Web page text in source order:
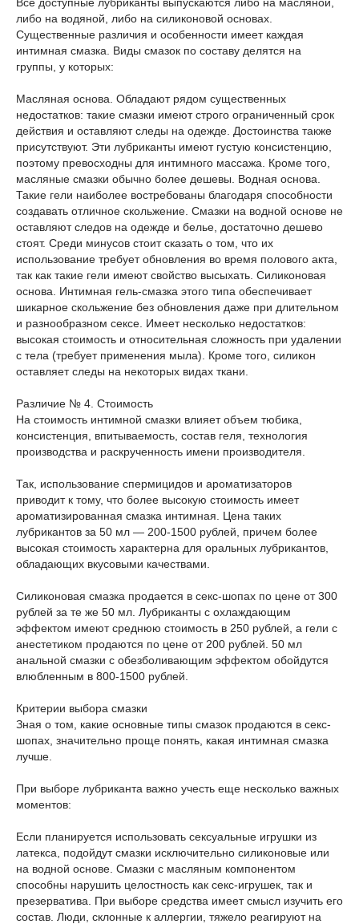
либо на водяной, либо на силиконовой основах.
Существенные различия и особенности имеет каждая
интимная смазка. Виды смазок по составу делятся на
группы, у которых:
Масляная основа. Обладают рядом существенных
недостатков: такие смазки имеют строго ограниченный срок
действия и оставляют следы на одежде. Достоинства также
присутствуют. Эти лубриканты имеют густую консистенцию,
поэтому превосходны для интимного массажа. Кроме того,
масляные смазки обычно более дешевы. Водная основа.
Такие гели наиболее востребованы благодаря способности
создавать отличное скольжение. Смазки на водной основе не
оставляют следов на одежде и белье, достаточно дешево
стоят. Среди минусов стоит сказать о том, что их
использование требует обновления во время полового акта,
так как такие гели имеют свойство высыхать. Силиконовая
основа. Интимная гель-смазка этого типа обеспечивает
шикарное скольжение без обновления даже при длительном
и разнообразном сексе. Имеет несколько недостатков:
высокая стоимость и относительная сложность при удалении
с тела (требует применения мыла). Кроме того, силикон
оставляет следы на некоторых видах ткани.
Различие № 4. Стоимость
На стоимость интимной смазки влияет объем тюбика,
консистенция, впитываемость, состав геля, технология
производства и раскрученность имени производителя.
Так, использование спермицидов и ароматизаторов
приводит к тому, что более высокую стоимость имеет
ароматизированная смазка интимная. Цена таких
лубрикантов за 50 мл — 200-1500 рублей, причем более
высокая стоимость характерна для оральных лубрикантов,
обладающих вкусовыми качествами.
Силиконовая смазка продается в секс-шопах по цене от 300
рублей за те же 50 мл. Лубриканты с охлаждающим
эффектом имеют среднюю стоимость в 250 рублей, а гели с
анестетиком продаются по цене от 200 рублей. 50 мл
анальной смазки с обезболивающим эффектом обойдутся
влюбленным в 800-1500 рублей.
Критерии выбора смазки
Зная о том, какие основные типы смазок продаются в секс-
шопах, значительно проще понять, какая интимная смазка
лучше.
При выборе лубриканта важно учесть еще несколько важных
моментов:
Если планируется использовать сексуальные игрушки из
латекса, подойдут смазки исключительно силиконовые или
на водной основе. Смазки с масляным компонентом
способны нарушить целостность как секс-игрушек, так и
презерватива. При выборе средства имеет смысл изучить его
состав. Люди, склонные к аллергии, тяжело реагируют на